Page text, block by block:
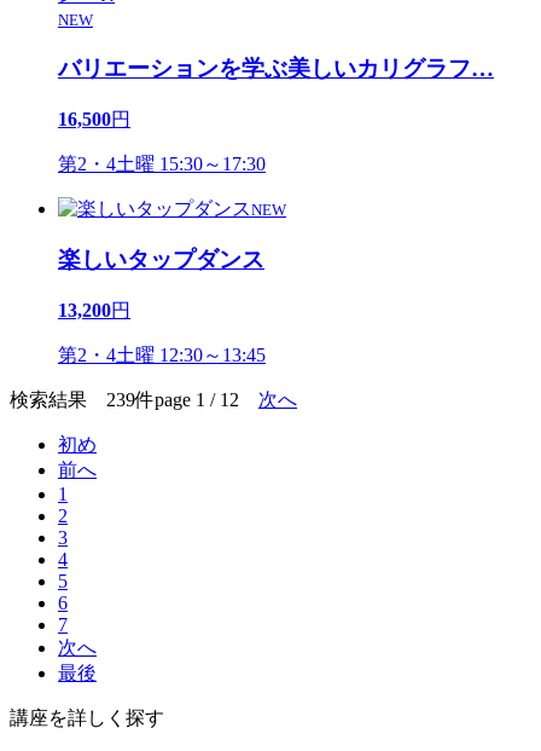
NEW
バリエーションを学ぶ美しいカリグラフ…
16,500円
第2・4土曜 15:30～17:30
NEW
楽しいタップダンス
13,200円
第2・4土曜 12:30～13:45
検索結果 239件page 1 / 12 次へ
初め
前へ
1
2
3
4
5
6
7
次へ
最後
講座を詳しく探す